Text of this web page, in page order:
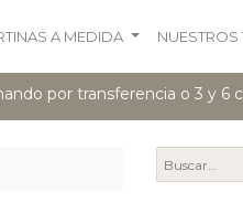
A MEDIDA
por transferencia o 3 y 6